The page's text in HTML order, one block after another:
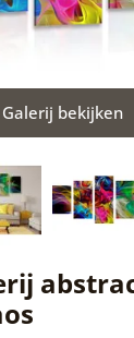
Galerij bekijken